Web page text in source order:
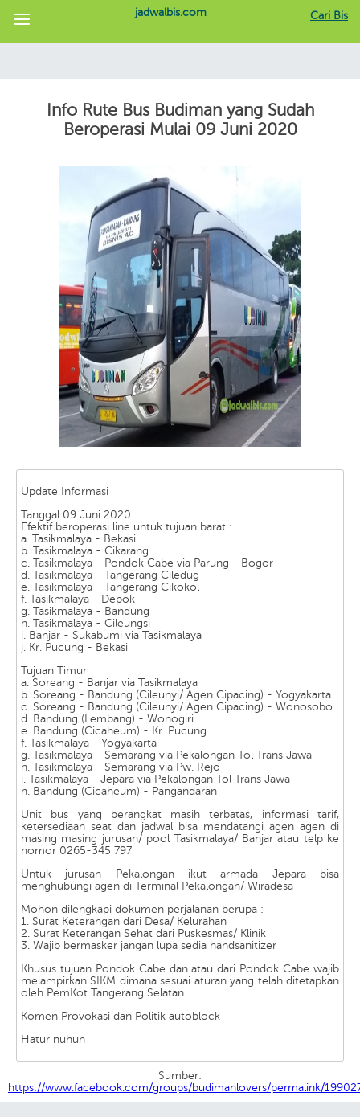
Cari Bis
jadwalbis.com
Info Rute Bus Budiman yang Sudah
Beroperasi Mulai 09 Juni 2020
Update Informasi
Tanggal 09 Juni 2020
Efektif beroperasi line untuk tujuan barat :
a. Tasikmalaya - Bekasi
b. Tasikmalaya - Cikarang
c. Tasikmalaya - Pondok Cabe via Parung - Bogor
d. Tasikmalaya - Tangerang Ciledug
e. Tasikmalaya - Tangerang Cikokol
f. Tasikmalaya - Depok
g. Tasikmalaya - Bandung
h. Tasikmalaya - Cileungsi
i. Banjar - Sukabumi via Tasikmalaya
j. Kr. Pucung - Bekasi
Tujuan Timur
a. Soreang - Banjar via Tasikmalaya
b. Soreang - Bandung (Cileunyi/ Agen Cipacing) - Yogyakarta
c. Soreang - Bandung (Cileunyi/ Agen Cipacing) - Wonosobo
d. Bandung (Lembang) - Wonogiri
e. Bandung (Cicaheum) - Kr. Pucung
f. Tasikmalaya - Yogyakarta
g. Tasikmalaya - Semarang via Pekalongan Tol Trans Jawa
h. Tasikmalaya - Semarang via Pw. Rejo
i. Tasikmalaya - Jepara via Pekalongan Tol Trans Jawa
n. Bandung (Cicaheum) - Pangandaran
Unit bus yang berangkat masih terbatas, informasi tarif,
ketersediaan seat dan jadwal bisa mendatangi agen agen di
masing masing jurusan/ pool Tasikmalaya/ Banjar atau telp ke
nomor 0265-345 797
Untuk jurusan Pekalongan ikut armada Jepara bisa
menghubungi agen di Terminal Pekalongan/ Wiradesa
Mohon dilengkapi dokumen perjalanan berupa :
1. Surat Keterangan dari Desa/ Kelurahan
2. Surat Keterangan Sehat dari Puskesmas/ Klinik
3. Wajib bermasker jangan lupa sedia handsanitizer
Khusus tujuan Pondok Cabe dan atau dari Pondok Cabe wajib
melampirkan SIKM dimana sesuai aturan yang telah ditetapkan
oleh PemKot Tangerang Selatan
Komen Provokasi dan Politik autoblock
Hatur nuhun
Sumber:
https://www.facebook.com/groups/budimanlovers/permalink/